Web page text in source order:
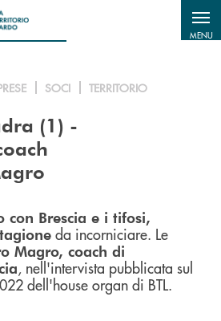
MENU
SOCI TERRITORIO
(1) -
Brescia e i tifosi,
da incorniciare. Le
Magro, coach di
, nell'intervista pubblicata sul
dell'house organ di BTL.